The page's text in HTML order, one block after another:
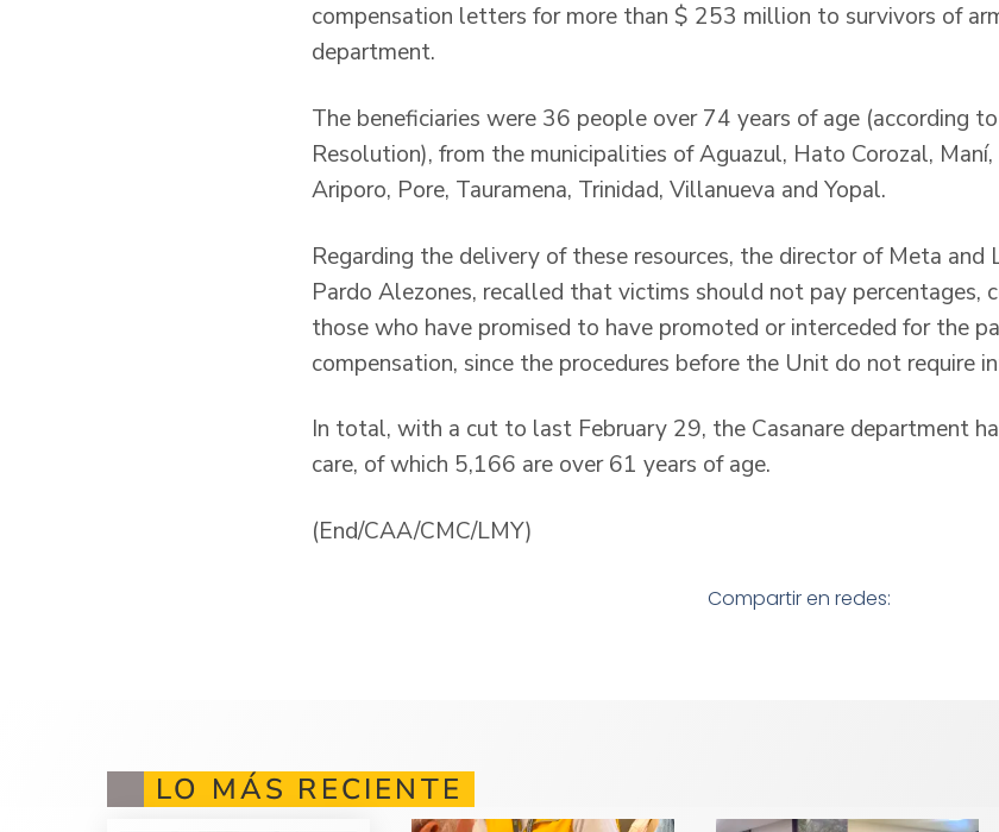
compensation letters for more than $ 253 million to survivors of
department.
The beneficiaries were 36 people over 74 years of age (according
Resolution), from the municipalities of Aguazul, Hato Corozal,
Ariporo, Pore, Tauramena, Trinidad, Villanueva and Yopal.
Regarding the delivery of these resources, the director of Meta and
Pardo Alezones, recalled that victims should not pay percentages,
those who have promised to have promoted or interceded for the
compensation, since the procedures before the Unit do not require
In total, with a cut to last February 29, the Casanare department
care, of which 5,166 are over 61 years of age.
(End/CAA/CMC/LMY)
Compartir en redes:
LO MÁS RECIENTE